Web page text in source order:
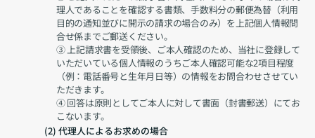
理人であることを確認する書類、手数料分の郵便為替（利用
目的の通知並びに開示の請求の場合のみ）を上記個人情報問
合せ係までご郵送ください。
③ 上記請求書を受領後、ご本人確認のため、当社に登録して
いただいている個人情報のうちご本人確認可能な2項目程度
（例：電話番号と生年月日等）の情報をお問合わせさせてい
ただきます。
④ 回答は原則としてご本人に対して書面（封書郵送）にてお
こないます。
(2) 代理人によるお求めの場合